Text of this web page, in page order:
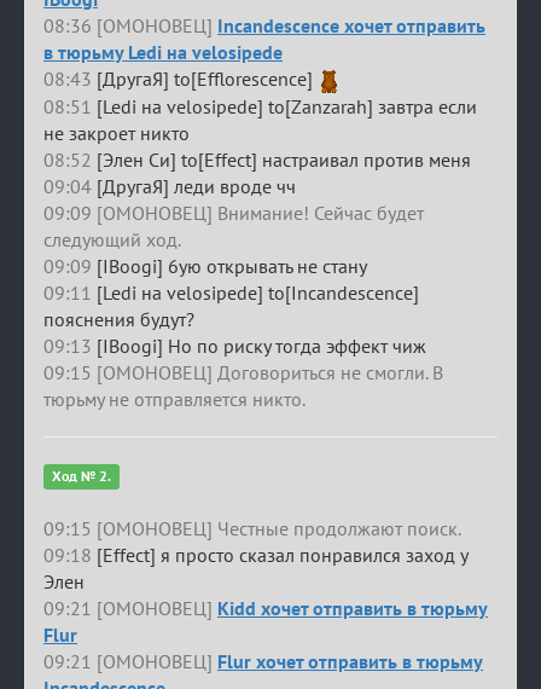
08:36 [ОМОНОВЕЦ] Incandescence хочет отправить
в тюрьму Ledi на velosipede
08:43 [ДругаЯ] to[Efflorescence]
08:51 [Ledi на velosipede] to[Zanzarah] завтра если
не закроет никто
08:52 [Элен Си] to[Effect] настраивал против меня
09:04 [ДругаЯ] леди вроде чч
09:09 [ОМОНОВЕЦ] Внимание! Сейчас будет
следующий ход.
09:09 [IBoogi] 6ую открывать не стану
09:11 [Ledi на velosipede] to[Incandescence]
пояснения будут?
09:13 [IBoogi] Но по риску тогда эффект чиж
09:15 [ОМОНОВЕЦ] Договориться не смогли. В
тюрьму не отправляется никто.
Ход № 2.
09:15 [ОМОНОВЕЦ] Честные продолжают поиск.
09:18 [Effect] я просто сказал понравился заход у
Элен
09:21 [ОМОНОВЕЦ] Kidd хочет отправить в тюрьму
Flur
09:21 [ОМОНОВЕЦ] Flur хочет отправить в тюрьму